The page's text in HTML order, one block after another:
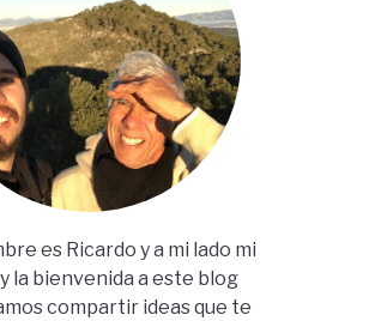
es Ricardo y a mi lado mi
la bienvenida a este blog
compartir ideas que te